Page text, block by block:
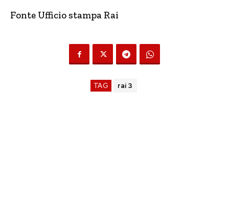
Fonte Ufficio stampa Rai
TAG rai 3